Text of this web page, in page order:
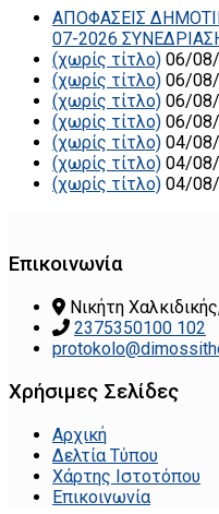
ΑΠΟΦΑΣΕΙΣ
07-2026
(χωρίς τίτλο) 06/
(χωρίς τίτλο) 06/
(χωρίς τίτλο) 06/
(χωρίς τίτλο) 06/
(χωρίς τίτλο) 04/
(χωρίς τίτλο) 04/
(χωρίς τίτλο) 04/
Επικοινωνία
Νικήτη
2375350100 102
Χρήσιμες Σελίδες
Αρχική
Δελτία Τύπου
Χάρτης Ιστοτόπου
Επικοινωνία